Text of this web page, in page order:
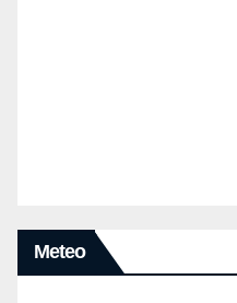
Meteo